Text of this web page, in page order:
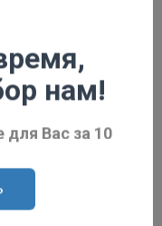
нам!
Вас за 10